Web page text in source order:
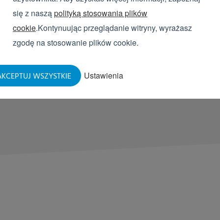
się z nasząpolityką stosowania plików
cookie.Kontynuując przeglądanie witryny, wyrażasz
zgodę na stosowanie plików cookie.
Ustawienia
WSZYSTKIE
Różne rodzaje obuwia
Solidna obudowa
Małe gabaryty
Dodatkowo